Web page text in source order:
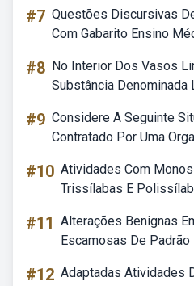
#7 Questões Discursivas
Com Gabarito Ensino
#8 No Interior Dos Vasos
Substância Denominada
#9 Considere A Seguinte
Contratado Por Uma
#10 Atividades Com
Trissílabas E
#11 Alterações Benignas
Escamosas De Padrão
#12 Adaptadas Atividades